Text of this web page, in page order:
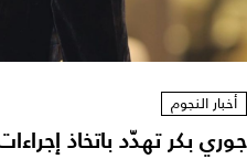
أخبار النجوم
جوري بكر تهدّد باتخاذ